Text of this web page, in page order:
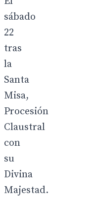
sábado
22
tras
la
Santa
Misa,
Procesión
Claustral
con
su
Divina
Majestad.